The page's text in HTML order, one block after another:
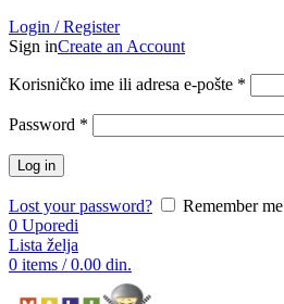
Login / Register
Sign inCreate an Account
Korisničko ime ili adresa e-pošte *
Password *
Log in
Lost your password?
Remember me
0 Uporedi
Lista želja
0 items / 0.00 din.